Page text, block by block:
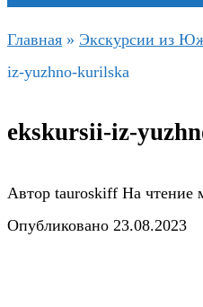
Главная » Экскурсии из
iz-yuzhno-kurilska
ekskursii-iz-
Автор tauroskiff На чтение
Опубликовано 23.08.2023